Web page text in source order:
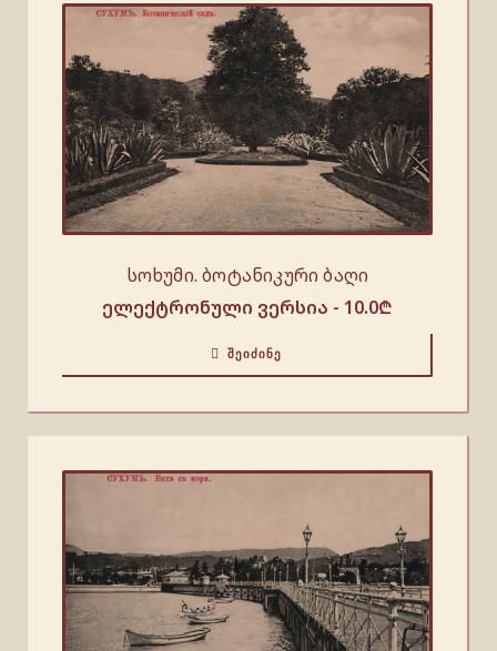
სოხუმი. ბოტანიკური ბაღი
ელექტრონული ვერსია - 10.0₾
ᲨᲔᲘᲫᲘᲜᲔ